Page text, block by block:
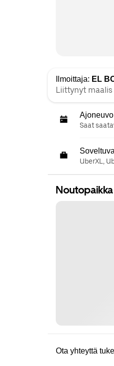
Ilmoittaja: EL
Liittynyt maalis
Saat
UberXL,
Noutopaikka
Ota yhteyttä